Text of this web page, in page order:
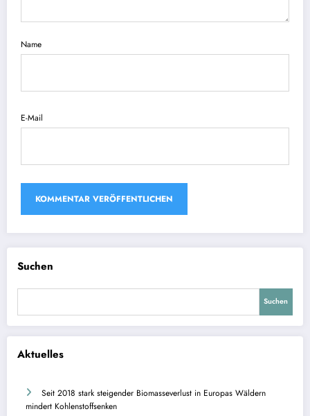
Name
E-Mail
Suchen
Suchen
Aktuelles
Seit 2018 stark steigender Biomasseverlust in Europas Wäldern
mindert Kohlenstoffsenken